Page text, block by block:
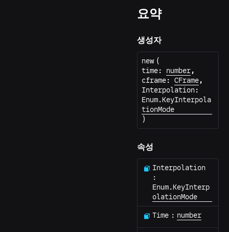
요약
생성자
new (
time: number,
cframe: CFrame,
Interpolation:
Enum.KeyInterpola
tionMode
)
속성
Interpolation
:
Enum.KeyInterp
olationMode
Time : number